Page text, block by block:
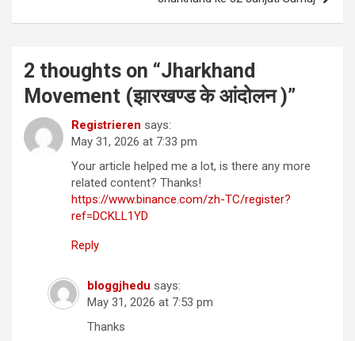
2 thoughts on “Jharkhand
Movement (झारखण्ड के आंदोलन )”
Registrieren says:
May 31, 2026 at 7:33 pm
Your article helped me a lot, is there any more
related content? Thanks!
https://www.binance.com/zh-TC/register?
ref=DCKLL1YD
Reply
bloggjhedu says:
May 31, 2026 at 7:53 pm
Thanks